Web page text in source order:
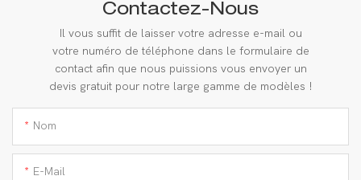
Contactez-Nous
Il vous suffit de laisser votre adresse e-mail ou
votre numéro de téléphone dans le formulaire de
contact afin que nous puissions vous envoyer un
devis gratuit pour notre large gamme de modèles !
Nom
E-Mail